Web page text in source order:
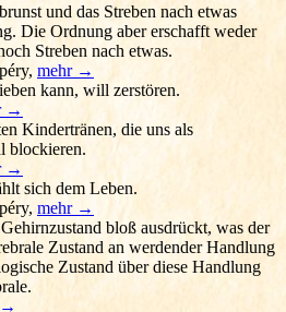
und das Streben nach etwas
Die Ordnung aber erschafft weder
Streben nach etwas.
, mehr →
kann, will zerstören.
→
Kindertränen, die uns als
blockieren.
→
sich dem Leben.
, mehr →
bloß ausdrückt, was der
Zustand an werdender Handlung
Zustand über diese Handlung
→